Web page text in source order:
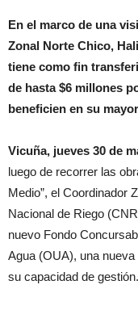
En el marco de una
Zonal Norte Chico,
tiene como fin
de hasta $6 millones
beneficien en su
Vicuña, jueves 30 de
luego de recorrer las
Medio”, el Coordinador
Nacional de Riego
nuevo Fondo
Agua (OUA), una
su capacidad de gestión.